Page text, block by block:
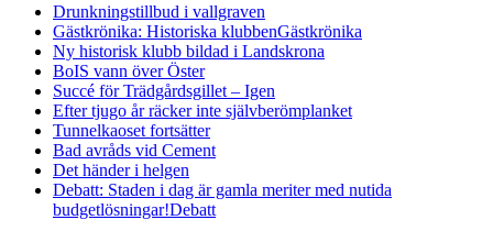
Drunkningstillbud i vallgraven
Gästkrönika: Historiska klubbenGästkrönika
Ny historisk klubb bildad i Landskrona
BoIS vann över Öster
Succé för Trädgårdsgillet – Igen
Efter tjugo år räcker inte självberömplanket
Tunnelkaoset fortsätter
Bad avråds vid Cement
Det händer i helgen
Debatt: Staden i dag är gamla meriter med nutida
budgetlösningar!Debatt